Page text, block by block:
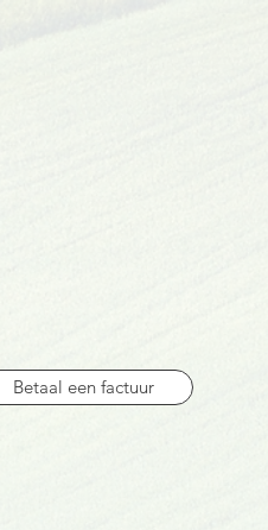
Betaal een factuur